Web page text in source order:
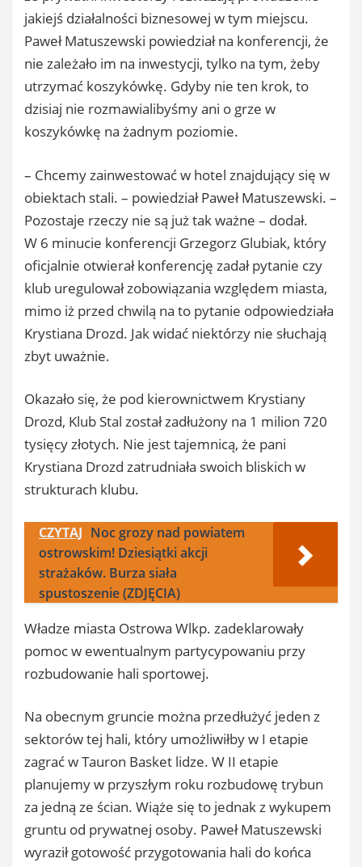
jakiejś działalności biznesowej w tym miejscu.
Paweł Matuszewski powiedział na konferencji, że
nie zależało im na inwestycji, tylko na tym, żeby
utrzymać koszykówkę. Gdyby nie ten krok, to
dzisiaj nie rozmawialibyśmy ani o grze w
koszykówkę na żadnym poziomie.
– Chcemy zainwestować w hotel znajdujący się w
obiektach stali. – powiedział Paweł Matuszewski. –
Pozostaje rzeczy nie są już tak ważne – dodał.
W 6 minucie konferencji Grzegorz Glubiak, który
oficjalnie otwierał konferencję zadał pytanie czy
klub uregulował zobowiązania względem miasta,
mimo iż przed chwilą na to pytanie odpowiedziała
Krystiana Drozd. Jak widać niektórzy nie słuchają
zbyt uważnie.
Okazało się, że pod kierownictwem Krystiany
Drozd, Klub Stal został zadłużony na 1 milion 720
tysięcy złotych. Nie jest tajemnicą, że pani
Krystiana Drozd zatrudniała swoich bliskich w
strukturach klubu.
CZYTAJ Noc grozy nad powiatem
ostrowskim! Dziesiątki akcji
strażaków. Burza siała
spustoszenie (ZDJĘCIA)
Władze miasta Ostrowa Wlkp. zadeklarowały
pomoc w ewentualnym partycypowaniu przy
rozbudowanie hali sportowej.
Na obecnym gruncie można przedłużyć jeden z
sektorów tej hali, który umożliwiłby w I etapie
zagrać w Tauron Basket lidze. W II etapie
planujemy w przyszłym roku rozbudowę trybun
za jedną ze ścian. Wiąże się to jednak z wykupem
gruntu od prywatnej osoby. Paweł Matuszewski
wyraził gotowość przygotowania hali do końca